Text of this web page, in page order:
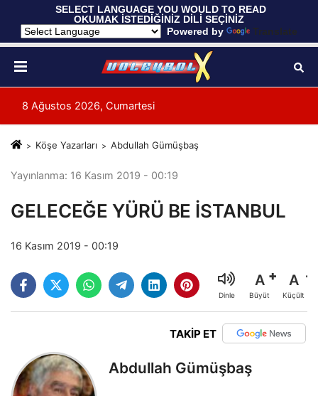
SELECT LANGUAGE YOU WOULD TO READ
OKUMAK İSTEDİĞİNİZ DİLİ SEÇİNİZ
Powered by
Translate
8 Ağustos 2026, Cumartesi
Köşe Yazarları Abdullah Gümüşbaş
Yayınlanma: 16 Kasım 2019 - 00:19
GELECEĞE YÜRÜ BE İSTANBUL
16 Kasım 2019 - 00:19
Dinle
A
Büyüt
A
Küçült
TAKİP ET
Abdullah Gümüşbaş